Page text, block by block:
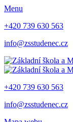
Menu
+420 739 630 563
info@zsstudenec.cz
+420 739 630 563
info@zsstudenec.cz